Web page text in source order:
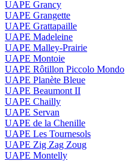
UAPE Grancy
UAPE Grangette
UAPE Grattapaille
UAPE Madeleine
UAPE Malley-Prairie
UAPE Montoie
UAPE Rôtillon Piccolo Mondo
UAPE Planète Bleue
UAPE Beaumont II
UAPE Chailly
UAPE Servan
UAPE de la Chenille
UAPE Les Tournesols
UAPE Zig Zag Zoug
UAPE Montelly